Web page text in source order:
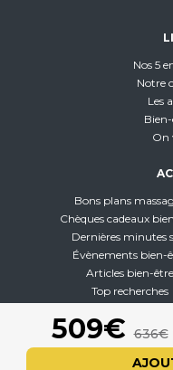
509€ 636€
Nos 5
Notre
Les
On
Bons plans
Chèques cadeaux
Dernières minutes
Évènements bien-
Articles bien-être
Top recherches